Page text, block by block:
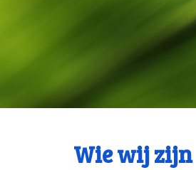
Wie wij zijn